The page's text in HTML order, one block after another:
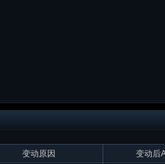
变动原因
变动后